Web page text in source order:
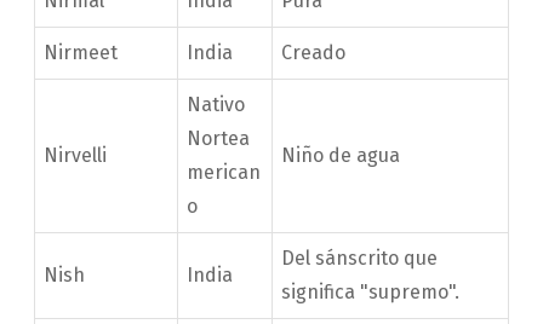
Nirmeet India Creado
Nirvelli
Nativo
Nortea
merican
o
Niño de agua
Nish India
Del sánscrito que
significa "supremo".